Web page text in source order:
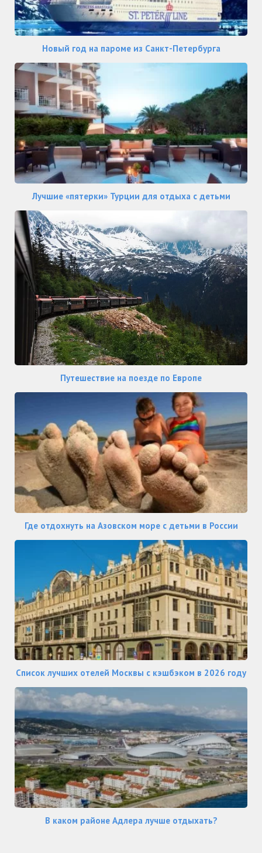
Новый год на пароме из Санкт-Петербурга
Лучшие «пятерки» Турции для отдыха с детьми
Путешествие на поезде по Европе
Где отдохнуть на Азовском море с детьми в России
Список лучших отелей Москвы с кэшбэком в 2026 году
В каком районе Адлера лучше отдыхать?